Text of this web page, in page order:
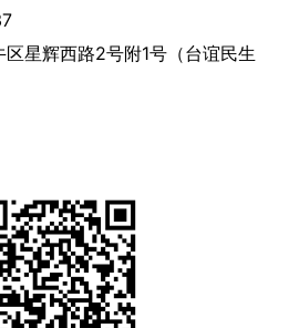
星辉西路2号附1号（台谊民生